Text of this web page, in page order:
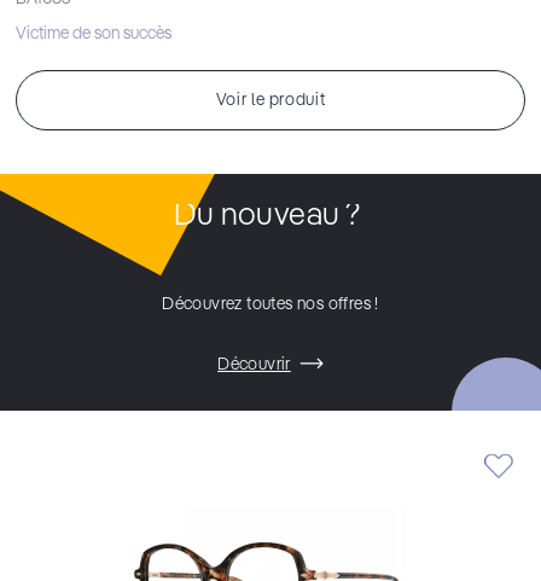
Victime de son succès
Voir le produit
Du nouveau ?
Découvrez toutes nos offres !
Découvrir